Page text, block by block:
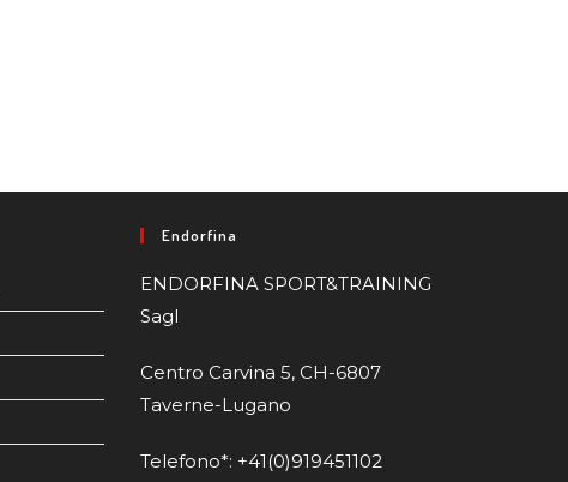
Endorfina
ENDORFINA SPORT&TRAINING
Sagl
Centro Carvina 5, CH-6807
Taverne-Lugano
Telefono*: +41(0)919451102